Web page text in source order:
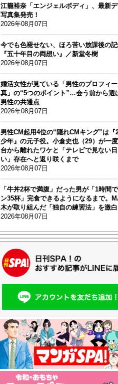
江籠裕奈「エンジェルボディ」、最新
写真集発売！
2026年08月07日
今でも色褪せない、ほろ苦い放課後の
『五十年目の両想い』／新堂冬樹
2026年08月07日
婚活女性が見ている「男性のプロフィ
真」の“5つのポイント”…会う前から選
男性の共通点
2026年08月07日
男性CM起用4位の“隠れCMキング”は『
少年』の元子役。小倉史也（29）が一
台から離れたワケと「テレビで見ない
い」存在へと返り咲くまで
2026年08月07日
「牛丼2杯で満腹」だった男が「1時間
ン35杯」完食できるようになるまで。
木が取り組んだ「独自の練習法」を激白
2026年08月07日